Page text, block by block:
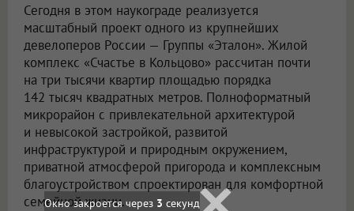
Сегодня в этом наукограде реализуется
масштабный проект одного из крупнейших
девелоперов России — Группы «Эталон». Жилой
комплекс «Счастье в Кольцово» рассчитан почти
на три тысячи квартир площадью порядка
142 тысяч квадратных метров. Полноформатный
микрорайон с привлекательной архитектурой
и невысокой застройкой, развитой
инфраструктурой и природным окружением,
приватной атмосферой пригорода и комплексным
благоустройством спроектирован для комфортной
семейной жизни.
Окно закроется через 2 секунд